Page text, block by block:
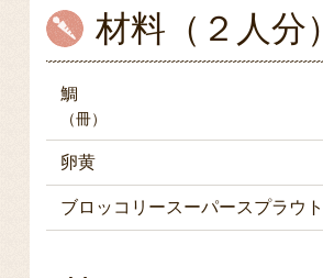
材料（２人分）
鯛
（冊）
卵黄
ブロッコリースーパースプラウト